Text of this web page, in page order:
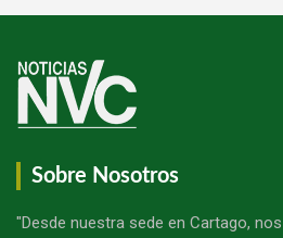
Sobre Nosotros
"Desde nuestra sede en Cartago,